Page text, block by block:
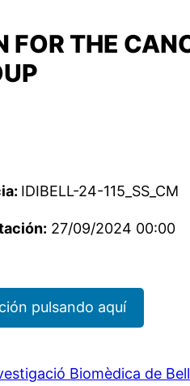
THE
IDIBELL-24-115_SS_CM
27/09/2024 00:00
pulsando aquí
Biomèdica de